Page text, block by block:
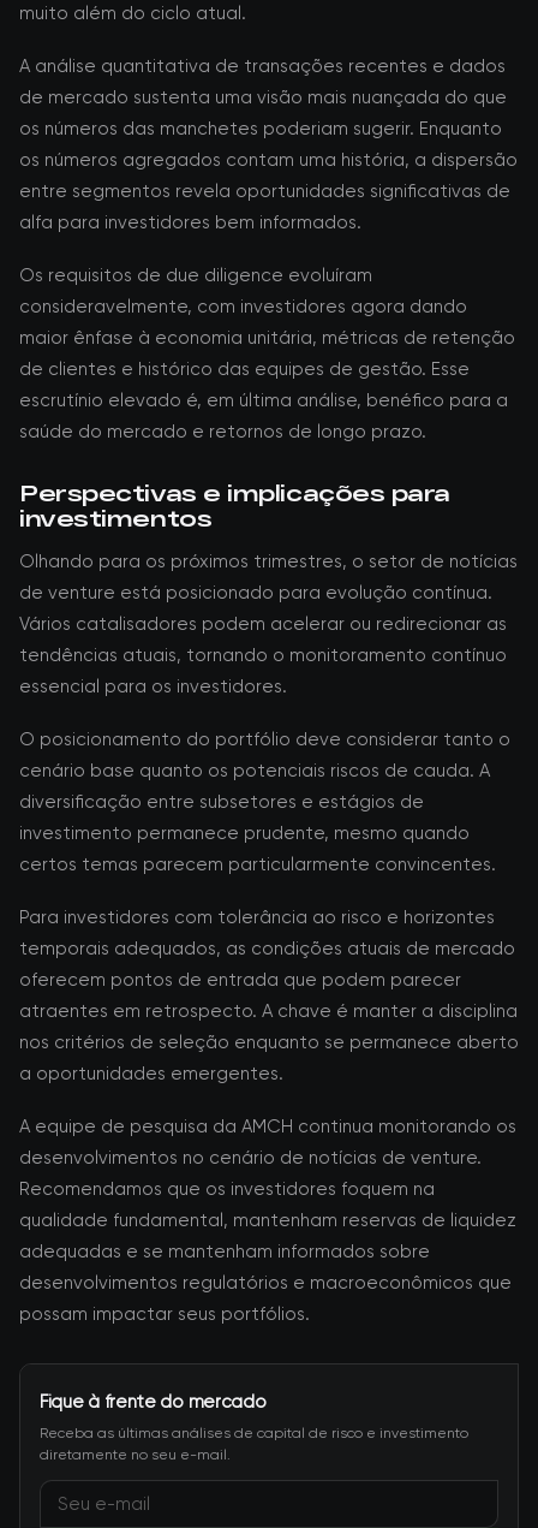
muito além do ciclo atual.
A análise quantitativa de transações recentes e dados
de mercado sustenta uma visão mais nuançada do que
os números das manchetes poderiam sugerir. Enquanto
os números agregados contam uma história, a dispersão
entre segmentos revela oportunidades significativas de
alfa para investidores bem informados.
Os requisitos de due diligence evoluíram
consideravelmente, com investidores agora dando
maior ênfase à economia unitária, métricas de retenção
de clientes e histórico das equipes de gestão. Esse
escrutínio elevado é, em última análise, benéfico para a
saúde do mercado e retornos de longo prazo.
Perspectivas e implicações para
investimentos
Olhando para os próximos trimestres, o setor de notícias
de venture está posicionado para evolução contínua.
Vários catalisadores podem acelerar ou redirecionar as
tendências atuais, tornando o monitoramento contínuo
essencial para os investidores.
O posicionamento do portfólio deve considerar tanto o
cenário base quanto os potenciais riscos de cauda. A
diversificação entre subsetores e estágios de
investimento permanece prudente, mesmo quando
certos temas parecem particularmente convincentes.
Para investidores com tolerância ao risco e horizontes
temporais adequados, as condições atuais de mercado
oferecem pontos de entrada que podem parecer
atraentes em retrospecto. A chave é manter a disciplina
nos critérios de seleção enquanto se permanece aberto
a oportunidades emergentes.
A equipe de pesquisa da AMCH continua monitorando os
desenvolvimentos no cenário de notícias de venture.
Recomendamos que os investidores foquem na
qualidade fundamental, mantenham reservas de liquidez
adequadas e se mantenham informados sobre
desenvolvimentos regulatórios e macroeconômicos que
possam impactar seus portfólios.
Fique à frente do mercado
Receba as últimas análises de capital de risco e investimento
diretamente no seu e-mail.